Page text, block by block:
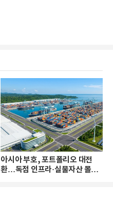
아시아 부호, 포트폴리오 대전
환…독점 인프라·실물자산 몰린